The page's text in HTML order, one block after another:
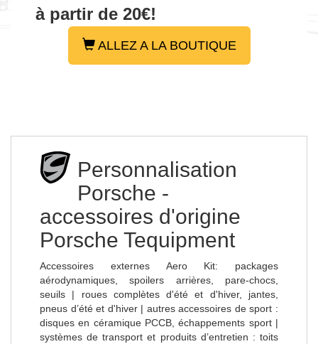
à partir de 20€!
ALLEZ A LA BOUTIQUE
Personnalisation
Porsche -
accessoires d'origine
Porsche Tequipment
Accessoires externes Aero Kit: packages
aérodynamiques, spoilers arrières, pare-chocs,
seuils | roues complètes d'été et d'hiver, jantes,
pneus d’été et d'hiver | autres accessoires de sport :
disques en céramique PCCB, échappements sport |
systèmes de transport et produits d’entretien : toits